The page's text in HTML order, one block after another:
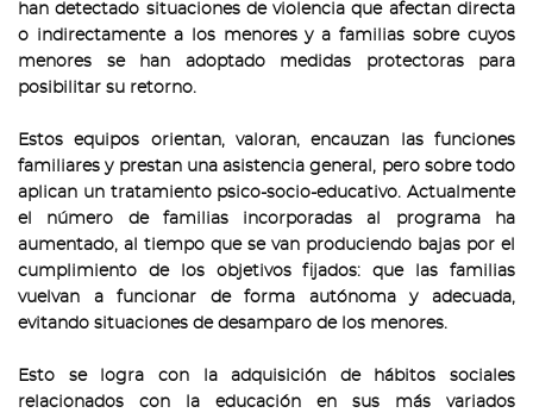
han detectado situaciones de violencia que afectan directa
o indirectamente a los menores y a familias sobre cuyos
menores se han adoptado medidas protectoras para
posibilitar su retorno.
Estos equipos orientan, valoran, encauzan las funciones
familiares y prestan una asistencia general, pero sobre todo
aplican un tratamiento psico-socio-educativo. Actualmente
el número de familias incorporadas al programa ha
aumentado, al tiempo que se van produciendo bajas por el
cumplimiento de los objetivos fijados: que las familias
vuelvan a funcionar de forma autónoma y adecuada,
evitando situaciones de desamparo de los menores.
Esto se logra con la adquisición de hábitos sociales
relacionados con la educación en sus más variados